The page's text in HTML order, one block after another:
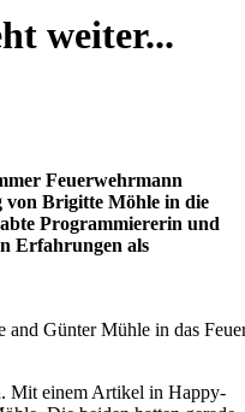
weiter...
Feuerwehrmann
von Brigitte Möhle in die
Programmiererin und
Erfahrungen als
Günter Mühle in das
Mit einem Artikel in Happy-